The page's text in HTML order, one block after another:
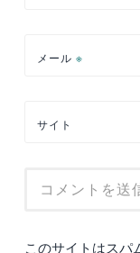
メール ※
サイト
このサイトはスパ